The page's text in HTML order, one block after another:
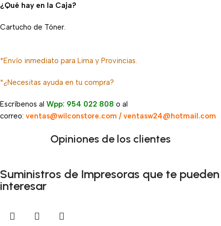
¿Qué hay en la Caja?
Cartucho de Tóner.
*Envío inmediato para Lima y Provincias.
*¿Necesitas ayuda en tu compra?
Escríbenos al Wpp: 954 022 808 o al
correo: ventas@wilconstore.com / ventasw24@hotmail.com
Opiniones de los clientes
Suministros de Impresoras que te pueden
interesar